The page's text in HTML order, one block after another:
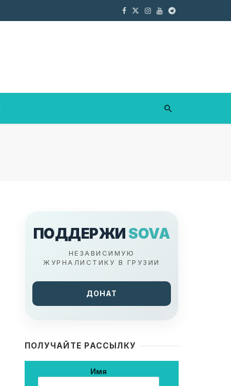
ПОДДЕРЖИ SOVA
НЕЗАВИСИМУЮ
ЖУРНАЛИСТИКУ В ГРУЗИИ
ДОНАТ
ПОЛУЧАЙТЕ РАССЫЛКУ
Имя